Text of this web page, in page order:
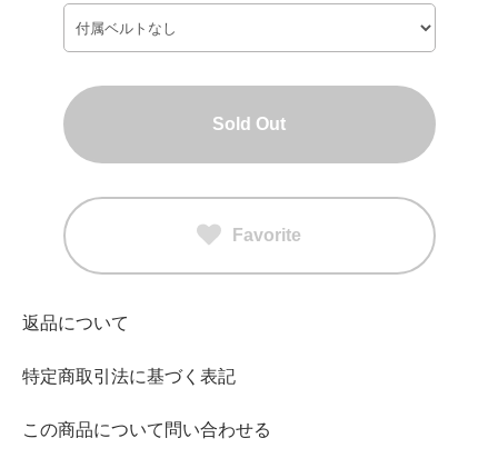
Sold Out
Favorite
返品について
特定商取引法に基づく表記
この商品について問い合わせる